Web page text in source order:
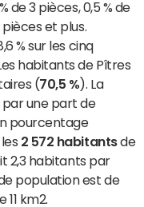
de 3 pièces, 0,5 % de
pièces et plus.
% sur les cinq
habitants de Pîtres
(70,5 %). La
par une part de
pourcentage
2 572 habitantsde
2,3 habitants par
population est de
km2.